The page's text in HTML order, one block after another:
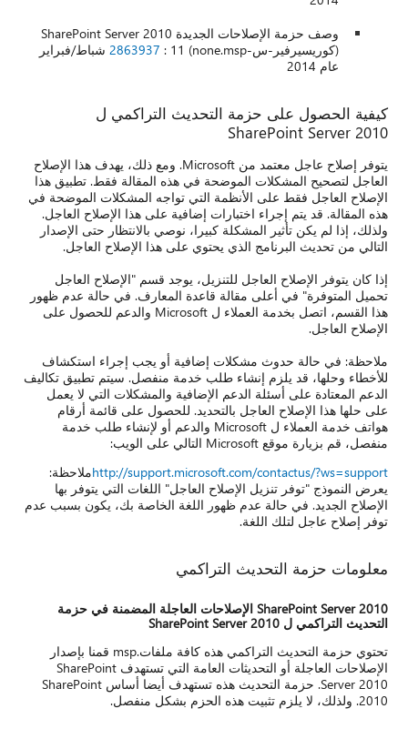
وصف حزمة الإصلاحات الجديدة SharePoint Server 2010
(كوريسيرفير-س-none.msp)
2863937 : 11 شباط/فبراير
عام 2014
كيفية الحصول على حزمة التحديث التراكمي ل
SharePoint Server 2010
يتوفر إصلاح عاجل معتمد من Microsoft. ومع ذلك، يهدف هذا الإصلاح
العاجل لتصحيح المشكلات الموضحة في هذه المقالة فقط. تطبيق هذا
الإصلاح العاجل فقط على الأنظمة التي تواجه المشكلات الموضحة في
هذه المقالة. قد يتم إجراء اختبارات إضافية على هذا الإصلاح العاجل.
ولذلك، إذا لم يكن تأثير المشكلة كبيرا، نوصي بالانتظار حتى الإصدار
التالي من تحديث البرنامج الذي يحتوي على هذا الإصلاح العاجل.
إذا كان يتوفر الإصلاح العاجل للتنزيل، يوجد قسم "الإصلاح العاجل
تحميل المتوفرة" في أعلى مقالة قاعدة المعارف. في حالة عدم ظهور
هذا القسم، اتصل بخدمة العملاء ل Microsoft والدعم للحصول على
الإصلاح العاجل.
ملاحظة: في حالة حدوث مشكلات إضافية أو يجب إجراء استكشاف
للأخطاء وحلها، قد يلزم إنشاء طلب خدمة منفصل. سيتم تطبيق تكاليف
الدعم المعتادة على أسئلة الدعم الإضافية والمشكلات التي لا يعمل
على حلها هذا الإصلاح العاجل بالتحديد. للحصول على قائمة أرقام
هواتف خدمة العملاء ل Microsoft والدعم أو لإنشاء طلب خدمة
منفصل، قم بزيارة موقع Microsoft التالي على الويب:
http://support.microsoft.com/contactus/?ws=supportملاحظة:
يعرض النموذج "توفر تنزيل الإصلاح العاجل" اللغات التي يتوفر بها
الإصلاح الجديد. في حالة عدم ظهور اللغة الخاصة بك، يكون بسبب عدم
توفر إصلاح عاجل لتلك اللغة.
معلومات حزمة التحديث التراكمي
SharePoint Server 2010 الإصلاحات العاجلة المضمنة في حزمة
التحديث التراكمي ل SharePoint Server 2010
تحتوي حزمة التحديث التراكمي هذه كافة ملفات.msp قمنا بإصدار
الإصلاحات العاجلة أو التحديثات العامة التي تستهدف SharePoint
Server 2010. حزمة التحديث هذه تستهدف أيضا أساس SharePoint
2010. ولذلك، لا يلزم تثبيت هذه الحزم بشكل منفصل.